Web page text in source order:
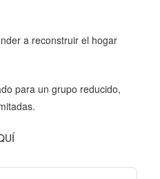
a reconstruir el hogar
para un grupo reducido,